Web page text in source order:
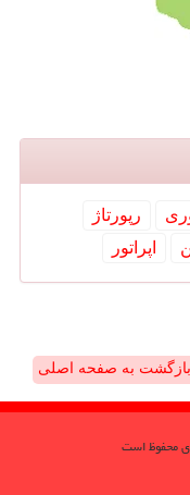
رپورتاژ
اپراتور
بازگشت به صفحه اصلی